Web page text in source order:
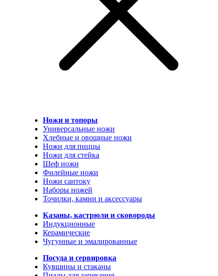
Ножи и топоры
Универсальные ножи
Хлебные и овощные ножи
Ножи для пиццы
Ножи для стейка
Шеф ножи
Филейные ножи
Ножи сантоку
Наборы ножей
Точилки, камни и аксессуары
Казаны, кастрюли и сковороды
Индукционные
Керамические
Чугунные и эмалированные
Посуда и сервировка
Кувшины и стаканы